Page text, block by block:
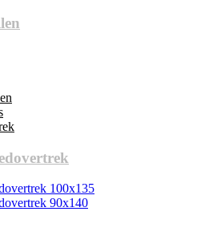
100x135
90x140